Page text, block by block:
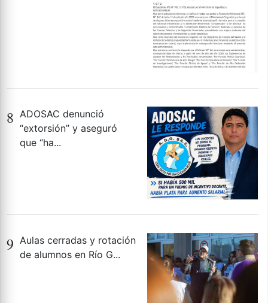
8 ADOSAC denunció
“extorsión” y aseguró
que “ha...
9 Aulas cerradas y rotación
de alumnos en Río G...